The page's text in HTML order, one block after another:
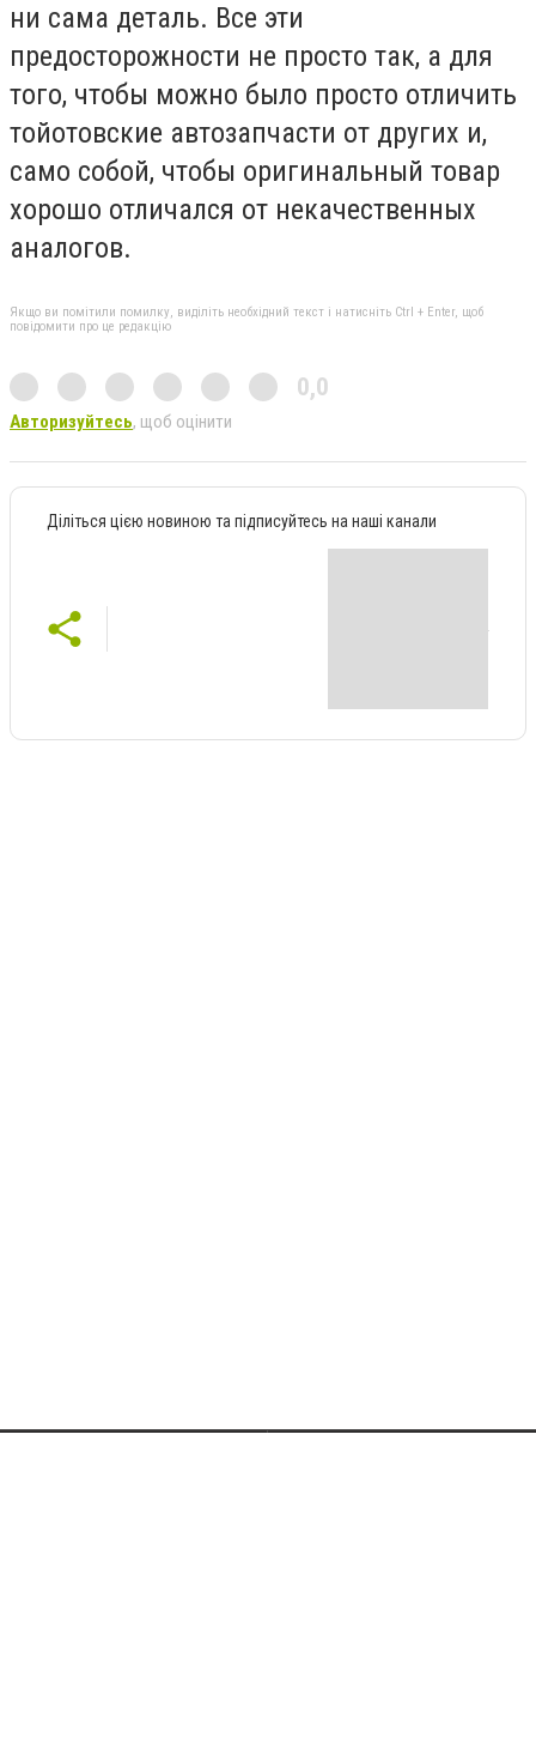
ни сама деталь. Все эти
предосторожности не просто так, а для
того, чтобы можно было просто отличить
тойотовские автозапчасти от других и,
само собой, чтобы оригинальный товар
хорошо отличался от некачественных
аналогов.
Якщо ви помітили помилку, виділіть необхідний текст і натисніть Ctrl + Enter, щоб
повідомити про це редакцію
0,0
Авторизуйтесь, щоб оцінити
Діліться цією новиною та підписуйтесь на наші канали